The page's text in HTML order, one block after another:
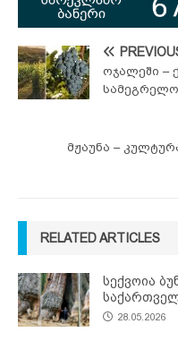
ოჯალეში –
სამეგრელო
მჟაუნა –
RELATED ARTICLES
სექვოია
28.05.2026